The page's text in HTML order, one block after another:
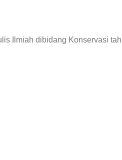
Ilmiah dibidang Konservasi